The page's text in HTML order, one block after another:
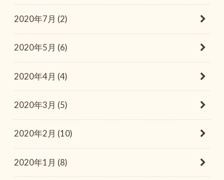
2020年7月 (2)
2020年5月 (6)
2020年4月 (4)
2020年3月 (5)
2020年2月 (10)
2020年1月 (8)